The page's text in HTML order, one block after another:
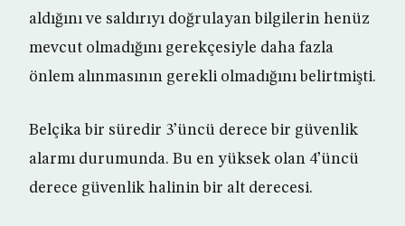
aldığını ve saldırıyı doğrulayan bilgilerin henüz
mevcut olmadığını gerekçesiyle daha fazla
önlem alınmasının gerekli olmadığını belirtmişti.
Belçika bir süredir 3’üncü derece bir güvenlik
alarmı durumunda. Bu en yüksek olan 4’üncü
derece güvenlik halinin bir alt derecesi.